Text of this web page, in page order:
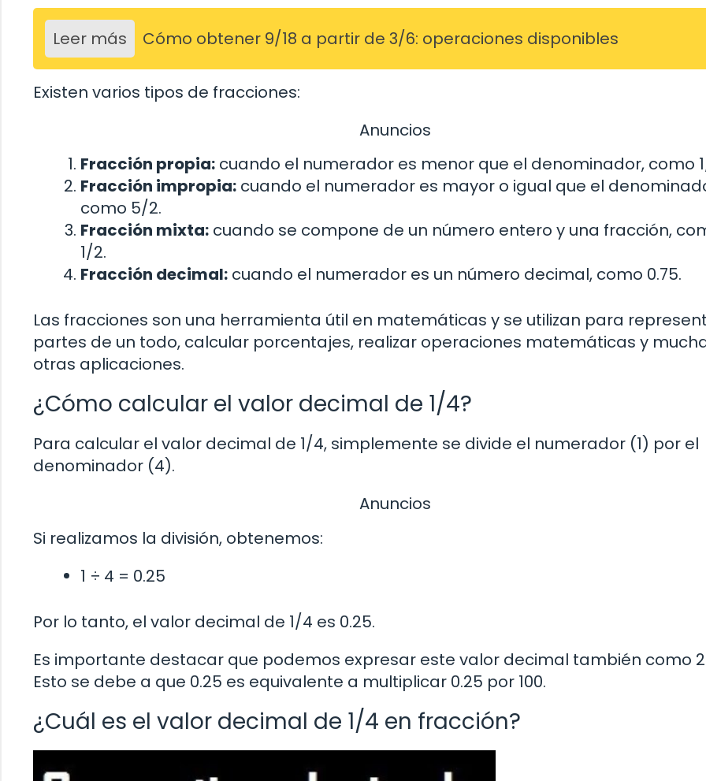
Leer más Cómo obtener 9/18 a partir de 3/6: operaciones disponibles
Existen varios tipos de fracciones:
Anuncios
Fracción propia: cuando el numerador es menor que el denominador, como
Fracción impropia: cuando el numerador es mayor o igual que el
como 5/2.
Fracción mixta: cuando se compone de un número entero y una fracción,
1/2.
Fracción decimal: cuando el numerador es un número decimal, como 0.75.
Las fracciones son una herramienta útil en matemáticas y se utilizan para
partes de un todo, calcular porcentajes, realizar operaciones matemáticas y
otras aplicaciones.
¿Cómo calcular el valor decimal de 1/4?
Para calcular el valor decimal de 1/4, simplemente se divide el numerador (1) por el
denominador (4).
Anuncios
Si realizamos la división, obtenemos:
1 ÷ 4 = 0.25
Por lo tanto, el valor decimal de 1/4 es 0.25.
Es importante destacar que podemos expresar este valor decimal también como
Esto se debe a que 0.25 es equivalente a multiplicar 0.25 por 100.
¿Cuál es el valor decimal de 1/4 en fracción?